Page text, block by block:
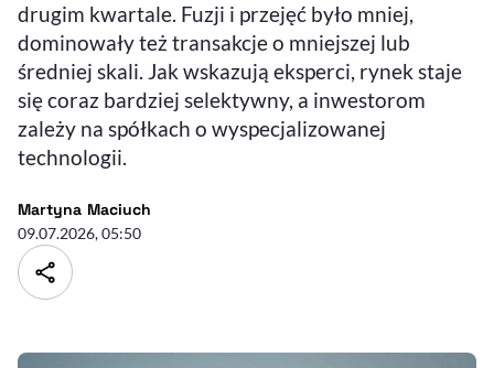
Deklaracja dostępności , otwiera się w nowym oknie
Zgłoś problem
, otwiera się w
drugim kwartale. Fuzji i przejęć było mniej,
dominowały też transakcje o mniejszej lub
średniej skali. Jak wskazują eksperci, rynek staje
się coraz bardziej selektywny, a inwestorom
zależy na spółkach o wyspecjalizowanej
technologii.
Martyna Maciuch
09.07.2026, 05:50